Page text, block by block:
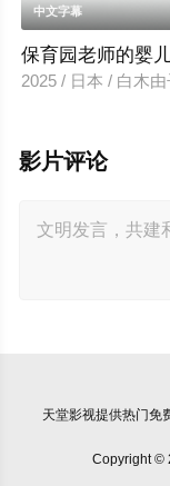
中文字幕
保育园老师的婴
2025 / 日本 / 白木由
影片评论
天堂影视提供热门免
Copyright ©